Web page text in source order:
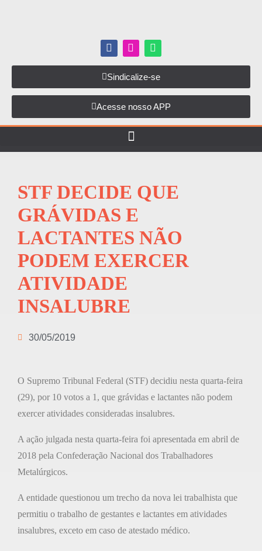
Sindicalize-se
Acesse nosso APP
STF DECIDE QUE
GRÁVIDAS E
LACTANTES NÃO
PODEM EXERCER
ATIVIDADE
INSALUBRE
30/05/2019
O Supremo Tribunal Federal (STF) decidiu nesta quarta-feira
(29), por 10 votos a 1, que grávidas e lactantes não podem
exercer atividades consideradas insalubres.
A ação julgada nesta quarta-feira foi apresentada em abril de
2018 pela Confederação Nacional dos Trabalhadores
Metalúrgicos.
A entidade questionou um trecho da nova lei trabalhista que
permitiu o trabalho de gestantes e lactantes em atividades
insalubres, exceto em caso de atestado médico.